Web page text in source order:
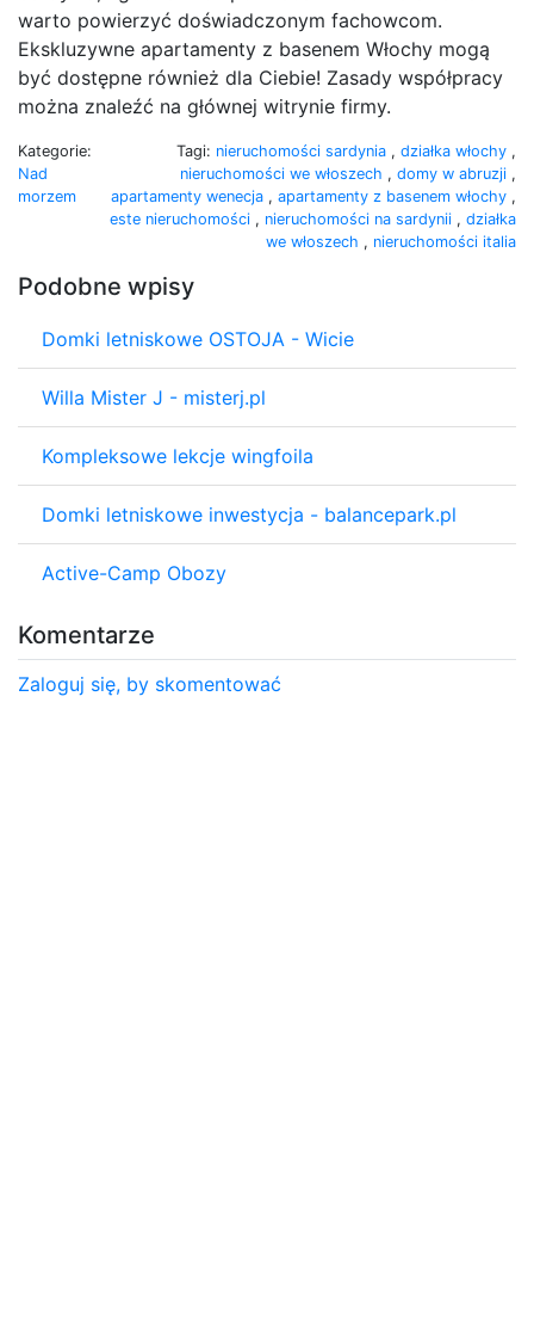
warto powierzyć doświadczonym fachowcom.
Ekskluzywne apartamenty z basenem Włochy mogą
być dostępne również dla Ciebie! Zasady współpracy
można znaleźć na głównej witrynie firmy.
Kategorie:
Nad
morzem
Tagi: nieruchomości sardynia , działka włochy ,
nieruchomości we włoszech , domy w abruzji ,
apartamenty wenecja , apartamenty z basenem włochy ,
este nieruchomości , nieruchomości na sardynii , działka
we włoszech , nieruchomości italia
Podobne wpisy
Domki letniskowe OSTOJA - Wicie
Willa Mister J - misterj.pl
Kompleksowe lekcje wingfoila
Domki letniskowe inwestycja - balancepark.pl
Active-Camp Obozy
Komentarze
Zaloguj się, by skomentować